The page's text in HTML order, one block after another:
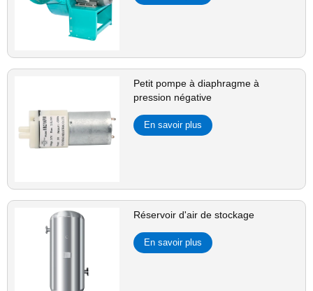
Petit pompe à diaphragme à
pression négative
En savoir plus
Réservoir d'air de stockage
En savoir plus